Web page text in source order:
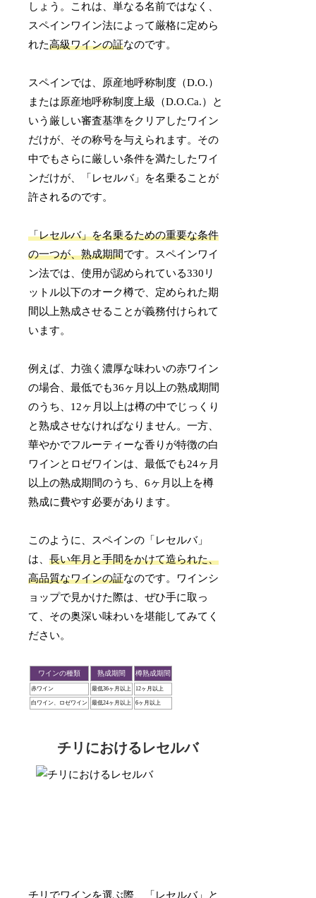
しょう。これは、単なる名前ではなく、
スペインワイン法によって厳格に定めら
れた高級ワインの証なのです。
スペインでは、原産地呼称制度（D.O.）
または原産地呼称制度上級（D.O.Ca.）と
いう厳しい審査基準をクリアしたワイン
だけが、その称号を与えられます。その
中でもさらに厳しい条件を満たしたワイ
ンだけが、「レセルバ」を名乗ることが
許されるのです。
「レセルバ」を名乗るための重要な条件
の一つが、熟成期間です。スペインワイ
ン法では、使用が認められている330リ
ットル以下のオーク樽で、定められた期
間以上熟成させることが義務付けられて
います。
例えば、力強く濃厚な味わいの赤ワイン
の場合、最低でも36ヶ月以上の熟成期間
のうち、12ヶ月以上は樽の中でじっくり
と熟成させなければなりません。一方、
華やかでフルーティーな香りが特徴の白
ワインとロゼワインは、最低でも24ヶ月
以上の熟成期間のうち、6ヶ月以上を樽
熟成に費やす必要があります。
このように、スペインの「レセルバ」
は、長い年月と手間をかけて造られた、
高品質なワインの証なのです。ワインシ
ョップで見かけた際は、ぜひ手に取っ
て、その奥深い味わいを堪能してみてく
ださい。
ワインの種類 熟成期間 樽熟成期間
赤ワイン 最低36ヶ月以上 12ヶ月以上
白ワイン、ロゼワイン 最低24ヶ月以上 6ヶ月以上
チリにおけるレセルバ
チリでワインを選ぶ際、「レセルバ」と